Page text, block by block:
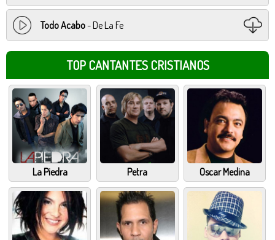
Todo Acabo- De La Fe
TOP CANTANTES CRISTIANOS
La Piedra Petra Oscar Medina